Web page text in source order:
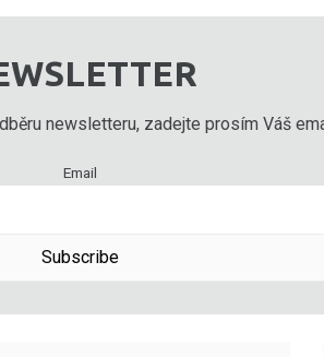
newsletteru, zadejte prosím Váš
Email
Subscribe